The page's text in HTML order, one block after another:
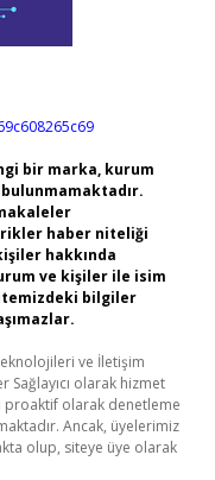
bir marka, kurum
haber niteliği
hakkında
ve kişiler ile isim
bilgiler
ve İletişim
Sağlayıcı olarak hizmet
proaktif olarak denetleme
Ancak, üyelerimiz
olup, siteye üye olarak